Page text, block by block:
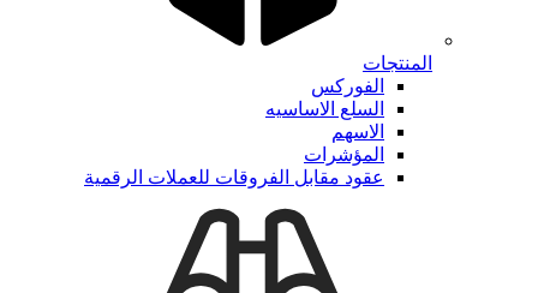
المنتجات
الفوركس
السلع الاساسيه
الاسهم
المؤشرات
عقود مقابل الفروقات للعملات الرقمية